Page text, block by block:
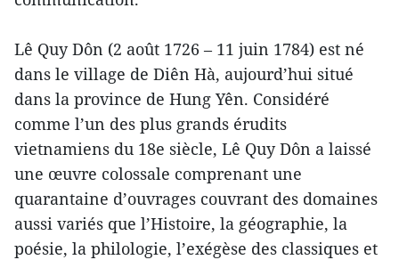
Lê Quy Dôn (2 août 1726 – 11 juin 1784) est né
dans le village de Diên Hà, aujourd’hui situé
dans la province de Hung Yên. Considéré
comme l’un des plus grands érudits
vietnamiens du 18e siècle, Lê Quy Dôn a laissé
une œuvre colossale comprenant une
quarantaine d’ouvrages couvrant des domaines
aussi variés que l’Histoire, la géographie, la
poésie, la philologie, l’exégèse des classiques et